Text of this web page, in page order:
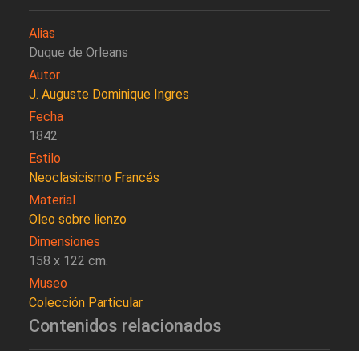
Alias
Duque de Orleans
Autor
J. Auguste Dominique Ingres
Fecha
1842
Estilo
Neoclasicismo Francés
Material
Oleo sobre lienzo
Dimensiones
158 x 122 cm.
Museo
Colección Particular
Contenidos relacionados